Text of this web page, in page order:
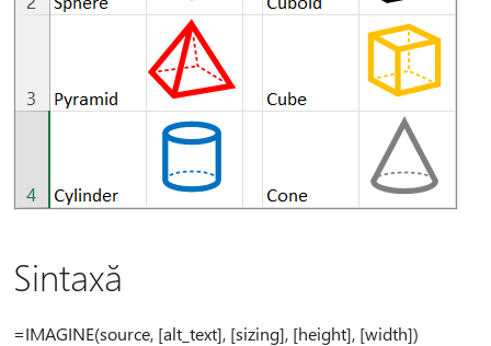
Sintaxă
=IMAGINE(source, [alt_text], [sizing], [height], [width])